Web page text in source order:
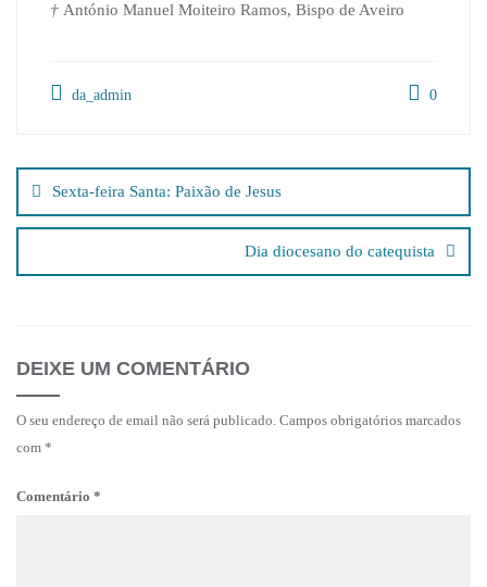
† António Manuel Moiteiro Ramos, Bispo de Aveiro
da_admin 0
de
artigos
Sexta-feira Santa: Paixão de Jesus
Dia diocesano do catequista
DEIXE UM COMENTÁRIO
O seu endereço de email não será publicado. Campos obrigatórios marcados
com *
Comentário *